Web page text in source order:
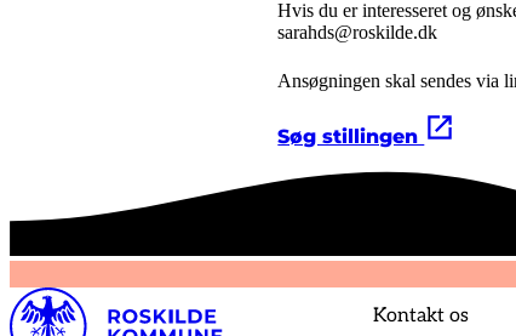
Hvis du er interesseret og
sarahds@roskilde.dk
Ansøgningen skal sendes via
Søg stillingen
Kontakt os